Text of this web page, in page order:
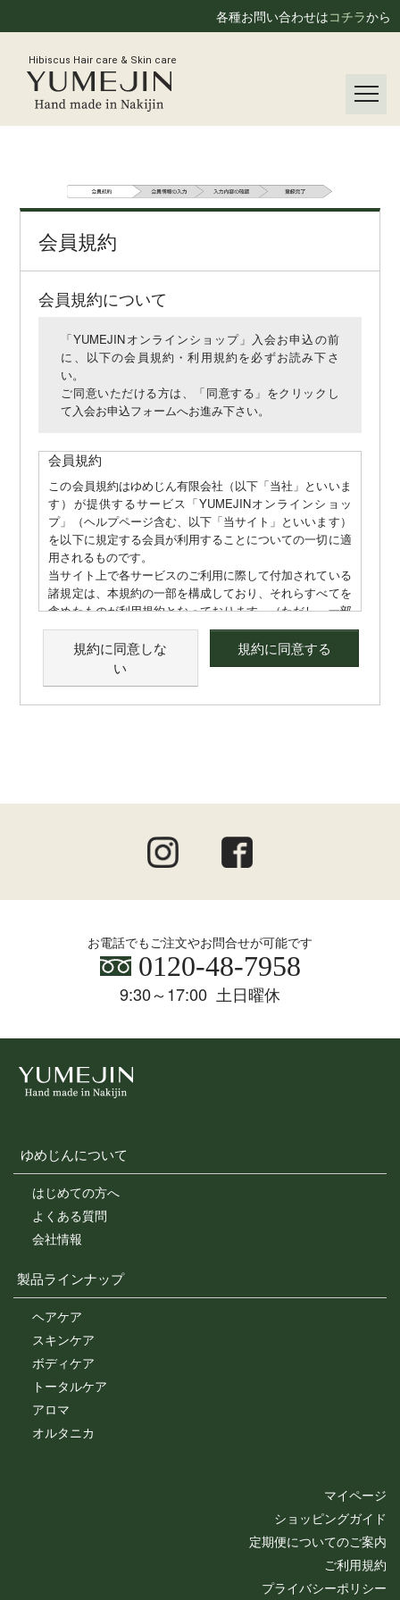
各種お問い合わせはコチラから
Hibiscus Hair care & Skin care
会員規約
会員規約について
「YUMEJINオンラインショップ」入会お申込の前
に、以下の会員規約・利用規約を必ずお読み下さ
い。
ご同意いただける方は、「同意する」をクリックし
て入会お申込フォームへお進み下さい。
会員規約
この会員規約はゆめじん有限会社（以下「当社」といいま
す）が提供するサービス「YUMEJINオンラインショッ
プ」（ヘルプページ含む、以下「当サイト」といいます）
を以下に規定する会員が利用することについての一切に適
用されるものです。
当サイト上で各サービスのご利用に際して付加されている
諸規定は、本規約の一部を構成しており、それらすべてを
含めたものが利用規約となっております。（ただし、一部
他社サイトとリンクするサービスについては、当サイトの
サポート範囲外となる為、各リンク先の規約に従うものと
本規約の変更にご注意下さい
会員のみなさまへの通知
1. 本規約の変更のケース以外に当社が必要と判断した場
会員登録について
当サイトにおいてのご購入には会員登録が必要になりま
よびパスワードが必要になります。
会員のみなさまから提供された個人情報
購入履歴などの大切な個人情報がネットサーバ上に登録さ
れますが、当社はその個人情報を適切かつ確実に管理する
ものとし、法令などにより開示が求められる場合を除き、
開示しないものとします。
※チャートなど一個人が特定できない範囲で集計する場合
があります。
お客様からの会員登録を承認しない場合
会員登録の申し込みを当社が受けた際、架空の人物を登録
した場合や、本人以外の第三者の会員登録をした場合、過
去に会員除名処分を受けたことがある場合など、当社が不
適当と判断した時は、その会員登録を承認しない場合があ
ります。
また一度承認した会員であっても前述のいずれかであるこ
とが判明した場合は、ただちに承認を取り消させていただ
きます。
当サイトを利用する会員は当サイトに掲載されているいか
なる情報もコピー、又は他へ転用することを禁止いたしま
当社が提供する当サイトの掲載内容、営業内容は会員への
規約に同意しな
い
規約に同意する
お電話でもご注文やお問合せが可能です
0120-48-7958
9:30～17:00 土日曜休
ゆめじんについて
はじめての方へ
よくある質問
会社情報
製品ラインナップ
ヘアケア
スキンケア
ボディケア
トータルケア
アロマ
オルタニカ
マイページ
ショッピングガイド
定期便についてのご案内
ご利用規約
プライバシーポリシー